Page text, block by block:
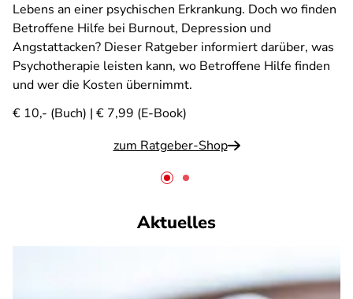
Lebens an einer psychischen Erkrankung. Doch wo finden
Betroffene Hilfe bei Burnout, Depression und
Angstattacken? Dieser Ratgeber informiert darüber, was
Psychotherapie leisten kann, wo Betroffene Hilfe finden
und wer die Kosten übernimmt.
€ 10,- (Buch) | € 7,99 (E-Book)
zum Ratgeber-Shop
Aktuelles